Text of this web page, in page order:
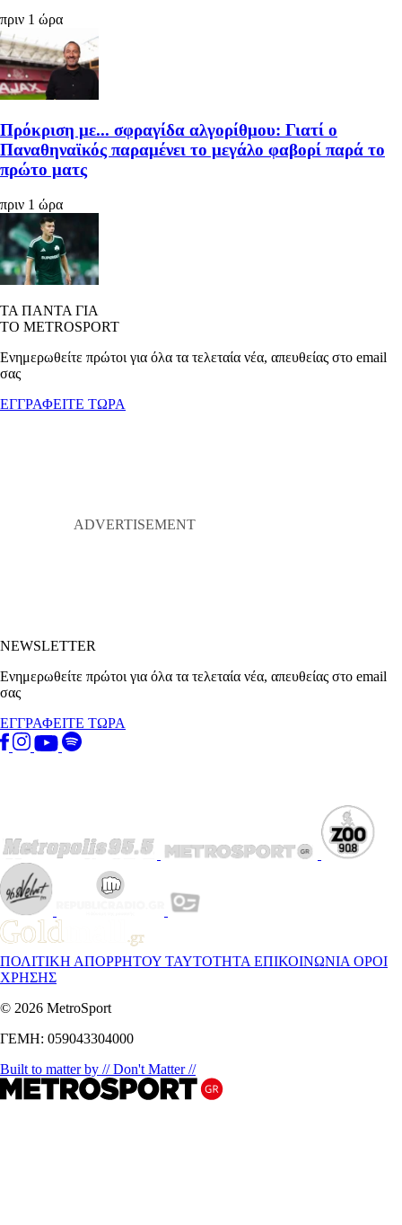
πριν 1 ώρα
Πρόκριση με... σφραγίδα αλγορίθμου: Γιατί ο
Παναθηναϊκός παραμένει το μεγάλο φαβορί παρά το
πρώτο ματς
πριν 1 ώρα
ΤΑ ΠΑΝΤΑ ΓΙΑ
ΤΟ METROSPORT
Ενημερωθείτε πρώτοι για όλα τα τελεταία νέα, απευθείας στο email
σας
ΕΓΓΡΑΦΕΙΤΕ ΤΩΡΑ
NEWSLETTER
Ενημερωθείτε πρώτοι για όλα τα τελεταία νέα, απευθείας στο email
σας
ΕΓΓΡΑΦΕΙΤΕ ΤΩΡΑ
ΠΟΛΙΤΙΚΗ ΑΠΟΡΡΗΤΟΥ ΤΑΥΤΟΤΗΤΑ ΕΠΙΚΟΙΝΩΝΙΑ ΟΡΟΙ
ΧΡΗΣΗΣ
© 2026 MetroSport
ΓΕΜΗ: 059043304000
Built to matter by // Don't Matter //